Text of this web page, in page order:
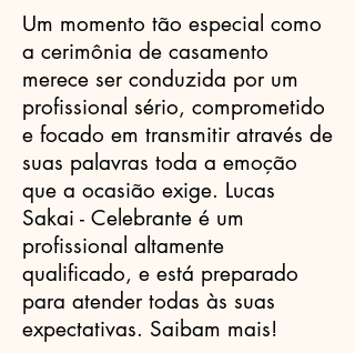
Um momento tão especial como
a cerimônia de casamento
merece ser conduzida por um
profissional sério, comprometido
e focado em transmitir através de
suas palavras toda a emoção
que a ocasião exige. Lucas
Sakai - Celebrante é um
profissional altamente
qualificado, e está preparado
para atender todas às suas
expectativas. Saibam mais!